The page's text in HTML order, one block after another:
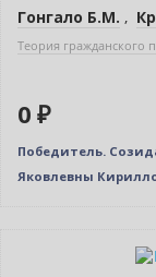
Гонгало Б.М. ,
Теория гражданского
0 ₽
Победитель.
Яковлевны